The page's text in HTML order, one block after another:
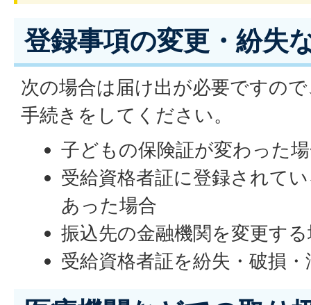
登録事項の変更・紛失
次の場合は届け出が必要ですの
手続きをしてください。
子どもの保険証が変わった
受給資格者証に登録されて
あった場合
振込先の金融機関を変更す
受給資格者証を紛失・破損